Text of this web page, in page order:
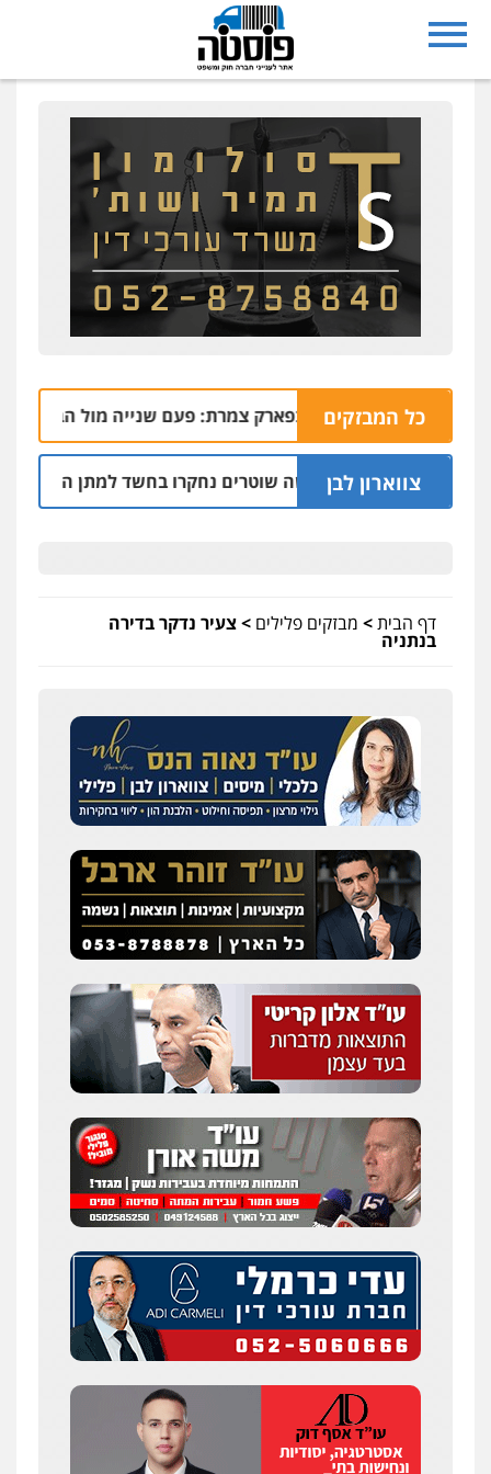
כל המבזקים
רימונים בפארק צמרת: פעם שנייה מול הבניין בו
צווארון לבן
שלושה שוטרים נחקרו בחשד למתן הקלות
דף הבית> מבזקים פלילים >צעיר נדקר בדירה
בנתניה